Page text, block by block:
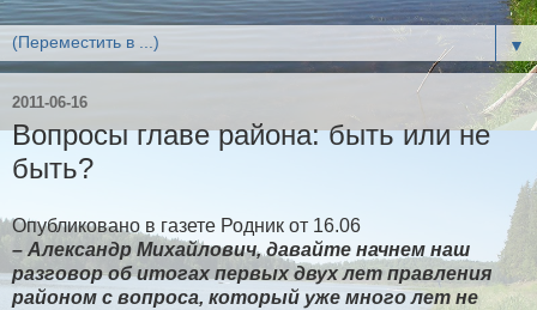
▼
2011-06-16
Вопросы главе района: быть или не
быть?
Опубликовано в газете Родник от 16.06
– Александр Михайлович, давайте начнем наш
разговор об итогах первых двух лет правления
районом с вопроса, который уже много лет не